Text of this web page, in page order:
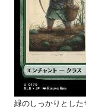
緑のしっかりとし